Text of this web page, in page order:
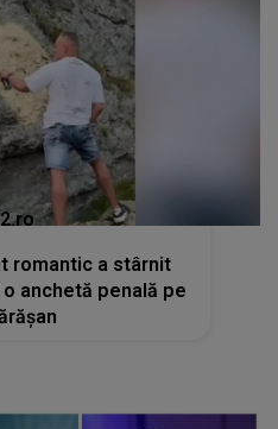
romantic a stârnit
anchetă penală pe